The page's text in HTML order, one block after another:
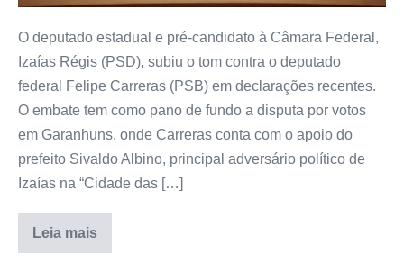
O deputado estadual e pré-candidato à Câmara Federal,
Izaías Régis (PSD), subiu o tom contra o deputado
federal Felipe Carreras (PSB) em declarações recentes.
O embate tem como pano de fundo a disputa por votos
em Garanhuns, onde Carreras conta com o apoio do
prefeito Sivaldo Albino, principal adversário político de
Izaías na “Cidade das […]
Leia mais